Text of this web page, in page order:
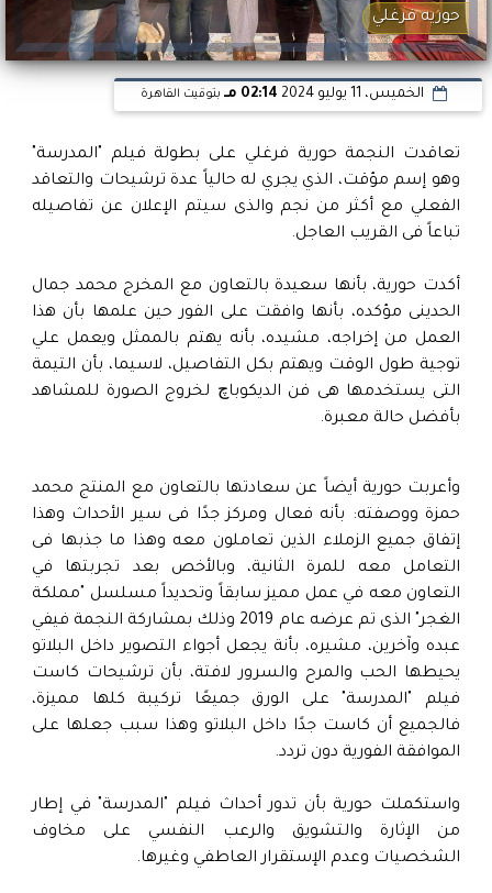
حوريه فرغلي
الخميس، 11 يوليو 2024 02:14 مـ بتوقيت القاهرة
تعاقدت النجمة حورية فرغلي على بطولة فيلم "المدرسة"
وهو إسم مؤقت، الذي يجري له حالياً عدة ترشيحات والتعاقد
الفعلي مع أكثر من نجم والذى سيتم الإعلان عن تفاصيله
تباعاً فى القريب العاجل.
أكدت حورية، بأنها سعيدة بالتعاون مع المخرج محمد جمال
الحدينى مؤكده، بأنها وافقت على الفور حين علمها بأن هذا
العمل من إخراجه، مشيده، بأنه يهتم بالممثل ويعمل علي
توجية طول الوقت ويهتم بكل التفاصيل، لاسيما، بأن التيمة
التى يستخدمها هى فن الديكوباچ لخروج الصورة للمشاهد
بأفضل حالة معبرة.
وأعربت حورية أيضاً عن سعادتها بالتعاون مع المنتج محمد
حمزة ووصفته: بأنه فعال ومركز جدًا فى سير الأحداث وهذا
إتفاق جميع الزملاء الذين تعاملون معه وهذا ما جذبها فى
التعامل معه للمرة الثانية، وبالأخص بعد تجربتها في
التعاون معه في عمل مميز سابقاً وتحديداً مسلسل "مملكة
الغجر" الذى تم عرضه عام 2019 وذلك بمشاركة النجمة فيفي
عبده وآخرين، مشيره، بأنة يجعل أجواء التصوير داخل البلاتو
يحيطها الحب والمرح والسرور لافتة، بأن ترشيحات كاست
فيلم "المدرسة" على الورق جميعًا تركيبة كلها مميزة،
فالجميع أن كاست جدًا داخل البلاتو وهذا سبب جعلها على
الموافقة الفورية دون تردد.
واستكملت حورية بأن تدور أحداث فيلم "المدرسة" في إطار
من الإثارة والتشويق والرعب النفسي على مخاوف
الشخصيات وعدم الإستقرار العاطفي وغيرها.